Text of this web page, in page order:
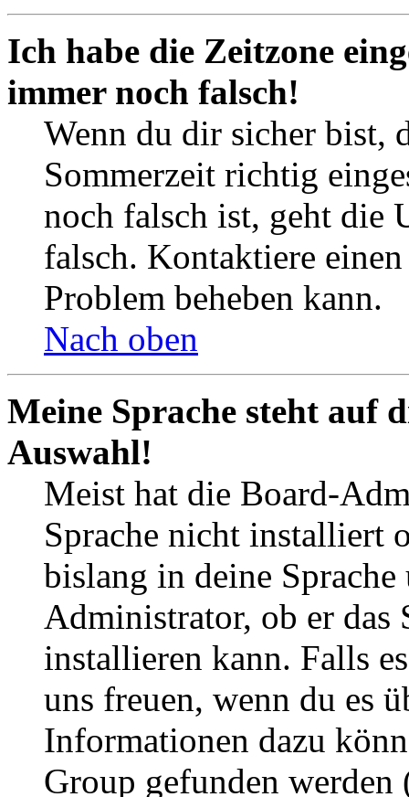
Ich habe die Zeitzone
immer noch falsch!
Wenn du dir sicher bist,
Sommerzeit richtig
noch falsch ist, geht die
falsch. Kontaktiere
Problem beheben kann.
Nach oben
Meine Sprache steht auf
Auswahl!
Meist hat die Board-
Sprache nicht installiert
bislang in deine
Administrator, ob er das
installieren kann. Falls
uns freuen, wenn du es
Informationen dazu
Group gefunden